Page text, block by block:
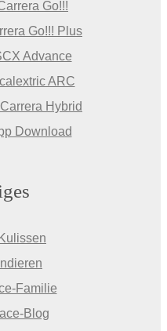
Go!!!
Go!!! Plus
Advance
ARC
Hybrid
Download
Familie
Blog